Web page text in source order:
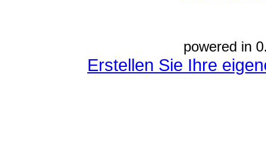
powered in
Erstellen Sie Ihre